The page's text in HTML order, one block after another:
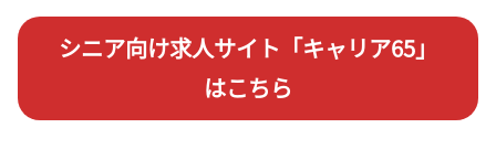
シニア向け求人サイト「キャリア65」
はこちら